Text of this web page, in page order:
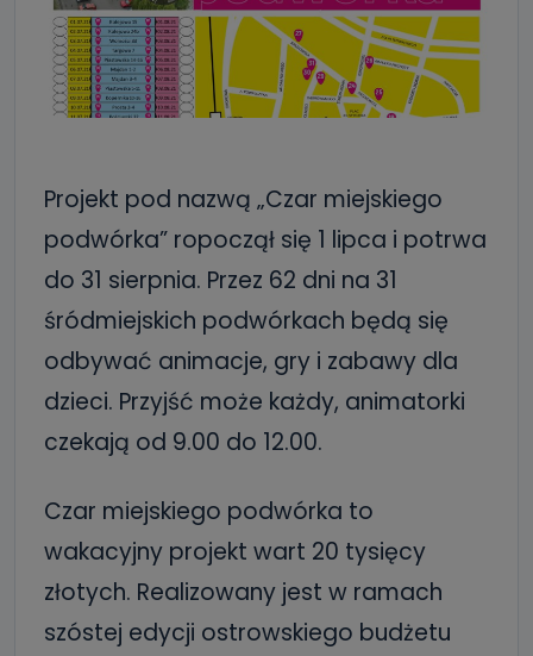
Projekt pod nazwą „Czar miejskiego
podwórka” ropoczął się 1 lipca i potrwa
do 31 sierpnia. Przez 62 dni na 31
śródmiejskich podwórkach będą się
odbywać animacje, gry i zabawy dla
dzieci. Przyjść może każdy, animatorki
czekają od 9.00 do 12.00.
Czar miejskiego podwórka to
wakacyjny projekt wart 20 tysięcy
złotych. Realizowany jest w ramach
szóstej edycji ostrowskiego budżetu